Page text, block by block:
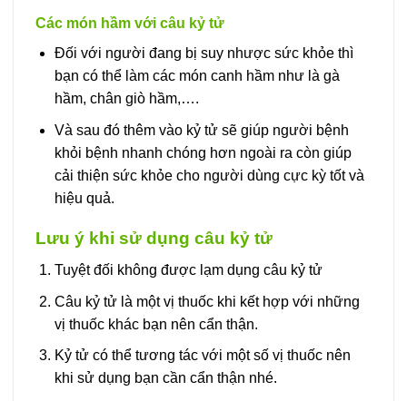
Các món hầm với câu kỷ tử
Đối với người đang bị suy nhược sức khỏe thì
bạn có thể làm các món canh hầm như là gà
hầm, chân giò hầm,….
Và sau đó thêm vào kỷ tử sẽ giúp người bệnh
khỏi bệnh nhanh chóng hơn ngoài ra còn giúp
cải thiện sức khỏe cho người dùng cực kỳ tốt và
hiệu quả.
Lưu ý khi sử dụng câu kỷ tử
Tuyệt đối không được lạm dụng câu kỷ tử
Câu kỷ tử là một vị thuốc khi kết hợp với những
vị thuốc khác bạn nên cẩn thận.
Kỷ tử có thể tương tác với một số vị thuốc nên
khi sử dụng bạn cần cẩn thận nhé.